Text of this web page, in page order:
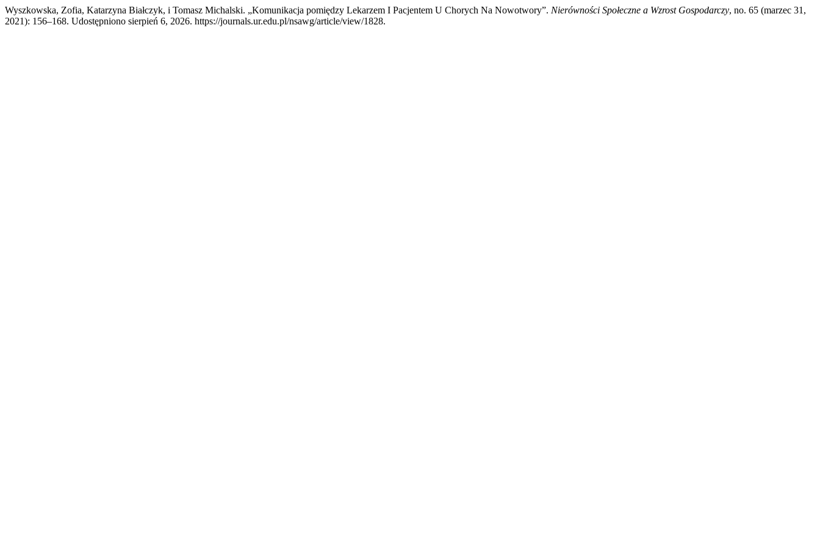
Wyszkowska, Zofia, Katarzyna Białczyk, i Tomasz Michalski. „Komunikacja pomiędzy Lekarzem I Pacjentem U Chorych Na Nowotwory”. Nierówności Społeczne a Wzrost Gospodarczy, no. 65 (marzec 31,
2021): 156–168. Udostępniono sierpień 6, 2026. https://journals.ur.edu.pl/nsawg/article/view/1828.